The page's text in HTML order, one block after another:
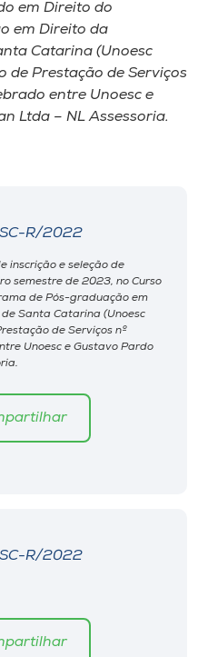
em Direito do
em Direito da
Catarina (Unoesc
de Prestação de Serviços
entre Unoesc e
Ltda – NL Assessoria.
R/2022
inscrição e seleção de
semestre de 2023, no Curso
de Pós-graduação em
Santa Catarina (Unoesc
de Serviços nº
Unoesc e Gustavo Pardo
R/2022